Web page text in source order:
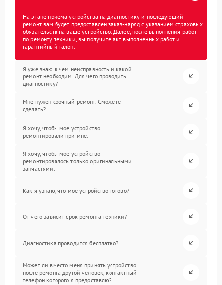
На этапе приема устройства на диагностику и последующий
ремонт вам будет предоставлен заказ-наряд с указанием страховых
обязательств на ваше устройство. Далее, после выполнения работ
по ремонту техники, вы получите акт выполненных работ и
гарантийный талон.
Я уже знаю в чем неисправность и какой
ремонт необходим. Для чего проводить
диагностику?
Мне нужен срочный ремонт. Сможете
сделать?
Я хочу, чтобы мое устройство
ремонтировали при мне.
Я хочу, чтобы мое устройство
ремонтировалось только оригинальными
запчастями.
Как я узнаю, что мое устройство готово?
От чего зависит срок ремонта техники?
Диагностика проводится бесплатно?
Может ли вместо меня принять устройство
после ремонта другой человек, контактный
телефон которого я предоставлю?